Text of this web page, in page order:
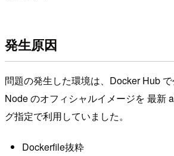
発生原因
問題の発生した環境は、Docker Hub
Node のオフィシャルイメージを 最新
グ指定で利用していました。
Dockerfile抜粋